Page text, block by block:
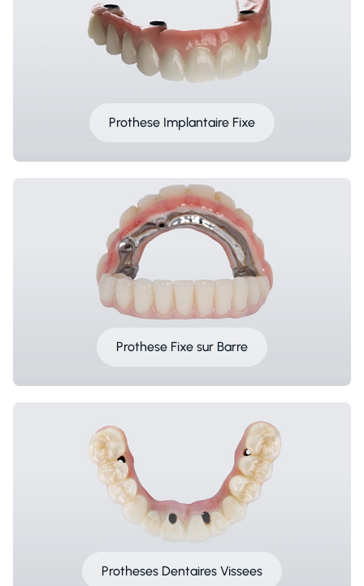
Prothese Implantaire Fixe
Prothese Fixe sur Barre
Protheses Dentaires Vissees